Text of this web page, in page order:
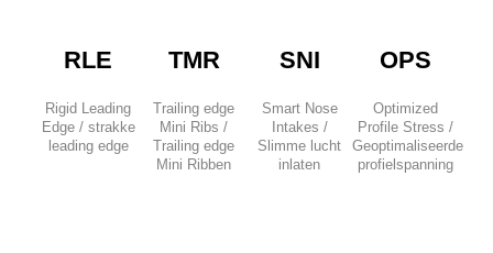
RLE
Rigid Leading
Edge / strakke
leading edge
TMR
Trailing edge
Mini Ribs /
Trailing edge
Mini Ribben
SNI
Smart Nose
Intakes /
Slimme lucht
inlaten
OPS
Optimized
Profile Stress /
Geoptimaliseerde
profielspanning